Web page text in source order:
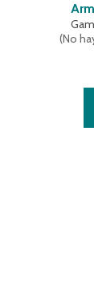
(No